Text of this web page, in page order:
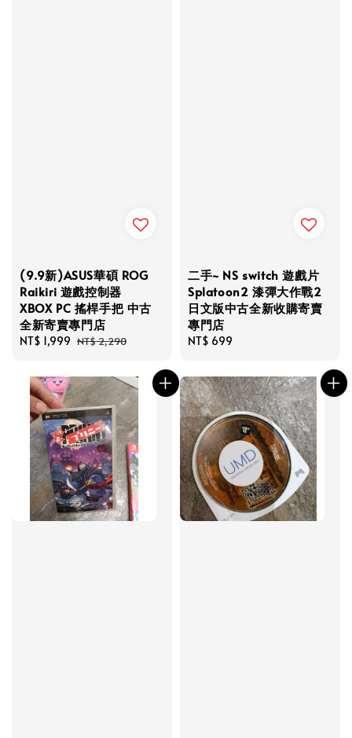
(9.9新)ASUS華碩 ROG
Raikiri 遊戲控制器
XBOX PC 搖桿手把 中古
全新寄賣專門店
Sale
NT$ 1,999 Regular
NT$ 2,290
二手~ NS switch 遊戲片
Splatoon2 漆彈大作戰2
日文版中古全新收購寄賣
專門店
Regular
NT$ 699